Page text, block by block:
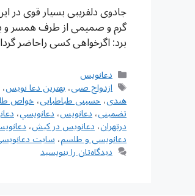
جادوی دلفریبی بسیار قوی در
گرم و صمیمی از طرف همسر و
برد: اگرخواهی کسی راحاضر
دسته‌ها
دعانویس
برچسب‌ها
ازدواج صبی،بهترین دعا نویس،
هندی،حسینی طباطبایی،خواص
تضمینی،دعانويس،دعانويسي،
درتهران،دعانویس در کیش،
دعانویسی و طلسم،سایت
دیدگاه‌تان را بنویسید